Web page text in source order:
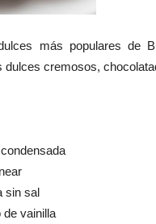
más populares de
dulces cremosos,
sin sal
de vainilla